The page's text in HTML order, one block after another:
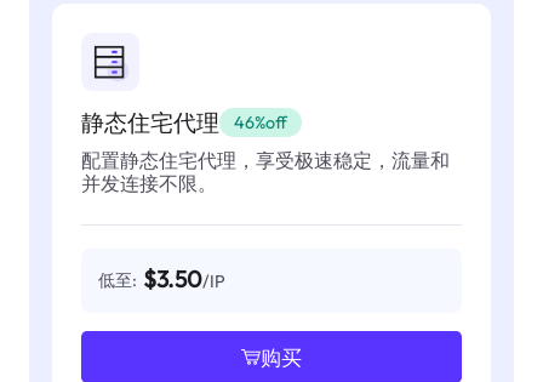
静态住宅代理 46%off
配置静态住宅代理，享受极速稳定，流量和
并发连接不限。
低至: $3.50/IP
购买